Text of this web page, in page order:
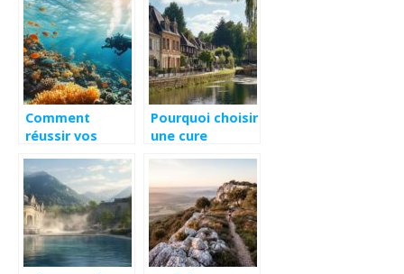
sorties en
famille
inoubliables à
Lyon et en
Rhône-Alpes
dans les plus
beaux villages
du Rhône
parcours
techniques et
tyroliennes
vertigineuses
pour adultes
Comment
réussir vos
marines :
conseils et
équipements
indispensables
Pourquoi choisir
une cure
l’Orne pour
votre bien-être